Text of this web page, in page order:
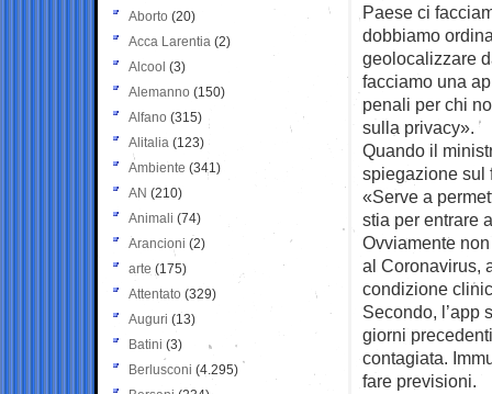
Paese ci
dobbiamo
geolocalizzare
facciamo una
penali per chi
sulla privacy».
Quando il
spiegazione sul
«Serve a
stia per entrare
Ovviamente
al Coronavirus,
condizione
Secondo, l’app
giorni
contagiata.
fare previsioni.
Aborto (20)
Acca Larentia (2)
Alcool (3)
Alemanno (150)
Alfano (315)
Alitalia (123)
Ambiente (341)
AN (210)
Animali (74)
Arancioni (2)
arte (175)
Attentato (329)
Auguri (13)
Batini (3)
Berlusconi (4.295)